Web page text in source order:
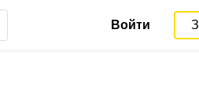
Войти